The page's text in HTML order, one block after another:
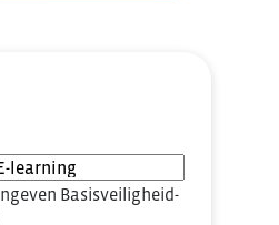
Basisveiligheid-